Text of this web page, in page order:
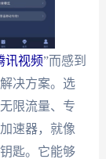
讯视频”而感到
决方案。选
限流量、专
速器，就像
匙。它能够